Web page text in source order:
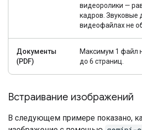
видеоролики —
кадров. Звуковые
видеофайлах не
Документы
(PDF)
Максимум 1 файл
до 6 страниц.
Встраивание изображений
В следующем примере показано,